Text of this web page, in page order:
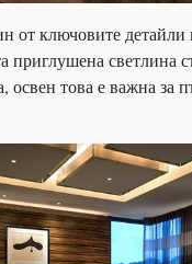
от ключовите детайли
приглушена светлина
освен това е важна за